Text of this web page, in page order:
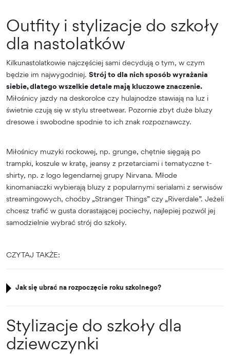
Outfity i stylizacje do szkoły
dla nastolatków
Kilkunastolatkowie najczęściej sami decydują o tym, w czym
będzie im najwygodniej. Strój to dla nich sposób wyrażania
siebie, dlatego wszelkie detale mają kluczowe znaczenie.
Miłośnicy jazdy na deskorolce czy hulajnodze stawiają na luz i
świetnie czują się w stylu streetwear. Pozornie zbyt duże bluzy
dresowe i swobodne spodnie to ich znak rozpoznawczy.
Miłośnicy muzyki rockowej, np. grunge, chętnie sięgają po
trampki, koszule w kratę, jeansy z przetarciami i tematyczne t-
shirty, np. z logo legendarnej grupy Nirvana. Młode
kinomaniaczki wybierają bluzy z popularnymi serialami z serwisów
streamingowych, choćby „Stranger Things” czy „Riverdale”. Jeżeli
chcesz trafić w gusta dorastającej pociechy, najlepiej pozwól jej
samodzielnie wybrać strój do szkoły.
CZYTAJ TAKŻE:
Jak się ubrać na rozpoczęcie roku szkolnego?
Stylizacje do szkoły dla
dziewczynki